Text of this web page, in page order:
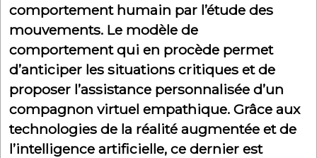
comportement humain par l’étude des
mouvements. Le modèle de
comportement qui en procède permet
d’anticiper les situations critiques et de
proposer l’assistance personnalisée d’un
compagnon virtuel empathique. Grâce aux
technologies de la réalité augmentée et de
l’intelligence artificielle, ce dernier est